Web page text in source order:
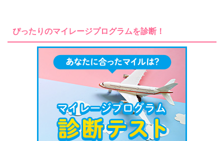
ぴったりのマイレージプログラムを診断！